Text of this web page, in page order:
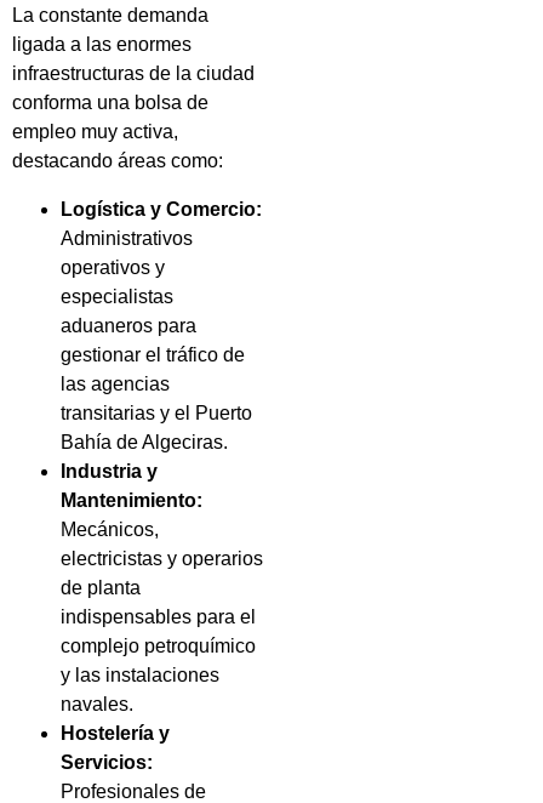
La constante demanda
ligada a las enormes
infraestructuras de la ciudad
conforma una bolsa de
empleo muy activa,
destacando áreas como:
Logística y Comercio:
Administrativos
operativos y
especialistas
aduaneros para
gestionar el tráfico de
las agencias
transitarias y el Puerto
Bahía de Algeciras.
Industria y
Mantenimiento:
Mecánicos,
electricistas y operarios
de planta
indispensables para el
complejo petroquímico
y las instalaciones
navales.
Hostelería y
Servicios:
Profesionales de